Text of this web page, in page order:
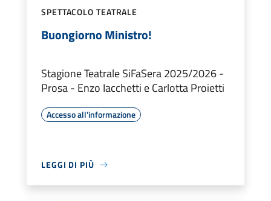
SPETTACOLO TEATRALE
Buongiorno Ministro!
Stagione Teatrale SiFaSera 2025/2026 -
Prosa - Enzo Iacchetti e Carlotta Proietti
Accesso all'informazione
LEGGI DI PIÙ